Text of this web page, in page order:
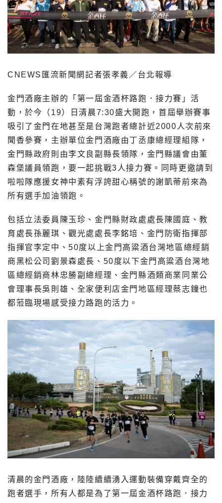
CNEWS匯流新聞網記者張孝義／台北報導
金門酒廠主辦的「第一屆金酒杯路跑．接力賽」活
動，於今（19）日清晨7:30盛大開跑，首屆舉辦賽事
吸引了金門在地甚至是台灣跑者總計近2000人次前來
聞香參賽，主辦單位金門酒廠由丁丞康總經理組隊，
金門縣政府則由李文良副縣長領隊，金門縣議會由董
森堡議員領跑，要一起挑戰3人接力賽。同時更邀請到
啦啦隊應援女神中素有浮誇甜心稱號的謝凱蒂前來為
所有選手加油領跑。
包括立法委員陳玉珍、金門縣財政處處長陳國庭、教
育處長孫麗琪、觀光處處長李銘培、金門防衛指揮部
指揮官李定中、50度以上金門高粱酒台灣地區總經銷
商黑松公司劉景森處長、50度以下金門高粱酒台灣地
區總經銷商林忠勝副總經理、金門縣酒類商業同業公
會理事長吳則雄、全家便利店金門地區經理蔡志鐘也
都蒞臨現場感受接力路跑的活力。
清晨的金門酒廠，陸陸續續湧入運動裝備穿戴齊全的
跑者選手，所有人都是為了第一屆金酒杯路跑．接力